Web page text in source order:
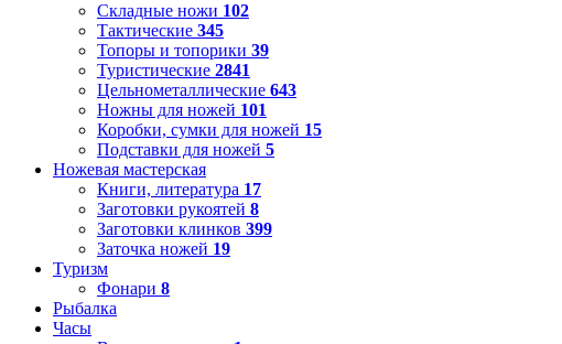
Складные ножи 102
Тактические 345
Топоры и топорики 39
Туристические 2841
Цельнометаллические 643
Ножны для ножей 101
Коробки, сумки для ножей 15
Подставки для ножей 5
Ножевая мастерская
Книги, литература 17
Заготовки рукоятей 8
Заготовки клинков 399
Заточка ножей 19
Туризм
Фонари 8
Рыбалка
Часы